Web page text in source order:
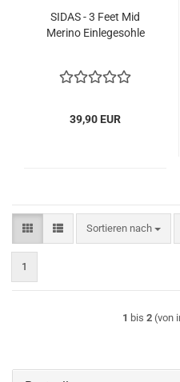
SIDAS - 3 Feet Mid
Merino Einlegesohle
39,90 EUR
Sortieren nach
Sortieren nach
1
1 bis 2 (von